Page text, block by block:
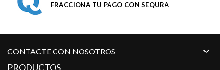
FRACCIONA TU PAGO CON SEQURA
CONTACTE CON NOSOTROS 
PRODUCTOS